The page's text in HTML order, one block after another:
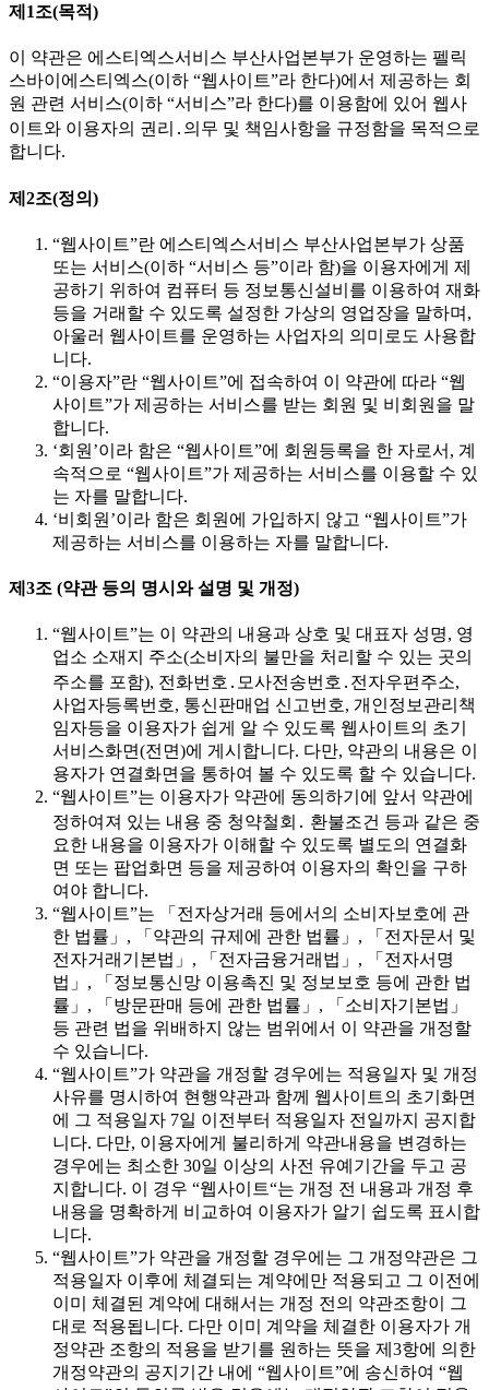
제1조(목적)
이 약관은 에스티엑스서비스 부산사업본부가 운영하는 펠릭
스바이에스티엑스(이하 “웹사이트”라 한다)에서 제공하는 회
원 관련 서비스(이하 “서비스”라 한다)를 이용함에 있어 웹사
이트와 이용자의 권리․의무 및 책임사항을 규정함을 목적으로
합니다.
제2조(정의)
“웹사이트”란 에스티엑스서비스 부산사업본부가 상품
또는 서비스(이하 “서비스 등”이라 함)을 이용자에게 제
공하기 위하여 컴퓨터 등 정보통신설비를 이용하여 재화
등을 거래할 수 있도록 설정한 가상의 영업장을 말하며,
아울러 웹사이트를 운영하는 사업자의 의미로도 사용합
니다.
“이용자”란 “웹사이트”에 접속하여 이 약관에 따라 “웹
사이트”가 제공하는 서비스를 받는 회원 및 비회원을 말
합니다.
‘회원’이라 함은 “웹사이트”에 회원등록을 한 자로서, 계
속적으로 “웹사이트”가 제공하는 서비스를 이용할 수 있
는 자를 말합니다.
‘비회원’이라 함은 회원에 가입하지 않고 “웹사이트”가
제공하는 서비스를 이용하는 자를 말합니다.
제3조 (약관 등의 명시와 설명 및 개정)
“웹사이트”는 이 약관의 내용과 상호 및 대표자 성명, 영
업소 소재지 주소(소비자의 불만을 처리할 수 있는 곳의
주소를 포함), 전화번호․모사전송번호․전자우편주소,
사업자등록번호, 통신판매업 신고번호, 개인정보관리책
임자등을 이용자가 쉽게 알 수 있도록 웹사이트의 초기
서비스화면(전면)에 게시합니다. 다만, 약관의 내용은 이
용자가 연결화면을 통하여 볼 수 있도록 할 수 있습니다.
“웹사이트”는 이용자가 약관에 동의하기에 앞서 약관에
정하여져 있는 내용 중 청약철회․ 환불조건 등과 같은 중
요한 내용을 이용자가 이해할 수 있도록 별도의 연결화
면 또는 팝업화면 등을 제공하여 이용자의 확인을 구하
여야 합니다.
“웹사이트”는 「전자상거래 등에서의 소비자보호에 관
한 법률」, 「약관의 규제에 관한 법률」, 「전자문서 및
전자거래기본법」, 「전자금융거래법」, 「전자서명
법」, 「정보통신망 이용촉진 및 정보보호 등에 관한 법
률」, 「방문판매 등에 관한 법률」, 「소비자기본법」
등 관련 법을 위배하지 않는 범위에서 이 약관을 개정할
수 있습니다.
“웹사이트”가 약관을 개정할 경우에는 적용일자 및 개정
사유를 명시하여 현행약관과 함께 웹사이트의 초기화면
에 그 적용일자 7일 이전부터 적용일자 전일까지 공지합
니다. 다만, 이용자에게 불리하게 약관내용을 변경하는
경우에는 최소한 30일 이상의 사전 유예기간을 두고 공
지합니다. 이 경우 “웹사이트“는 개정 전 내용과 개정 후
내용을 명확하게 비교하여 이용자가 알기 쉽도록 표시합
니다.
“웹사이트”가 약관을 개정할 경우에는 그 개정약관은 그
적용일자 이후에 체결되는 계약에만 적용되고 그 이전에
이미 체결된 계약에 대해서는 개정 전의 약관조항이 그
대로 적용됩니다. 다만 이미 계약을 체결한 이용자가 개
정약관 조항의 적용을 받기를 원하는 뜻을 제3항에 의한
개정약관의 공지기간 내에 “웹사이트”에 송신하여 “웹